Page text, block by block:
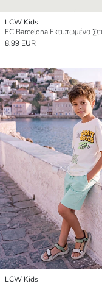
LCW Kids
8.99 EUR
LCW Kids